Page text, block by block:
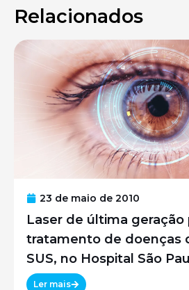
Relacionados
23 de maio de 2010
Laser de última geração
tratamento de doenças
SUS, no Hospital São
UNIFESP
Ler mais